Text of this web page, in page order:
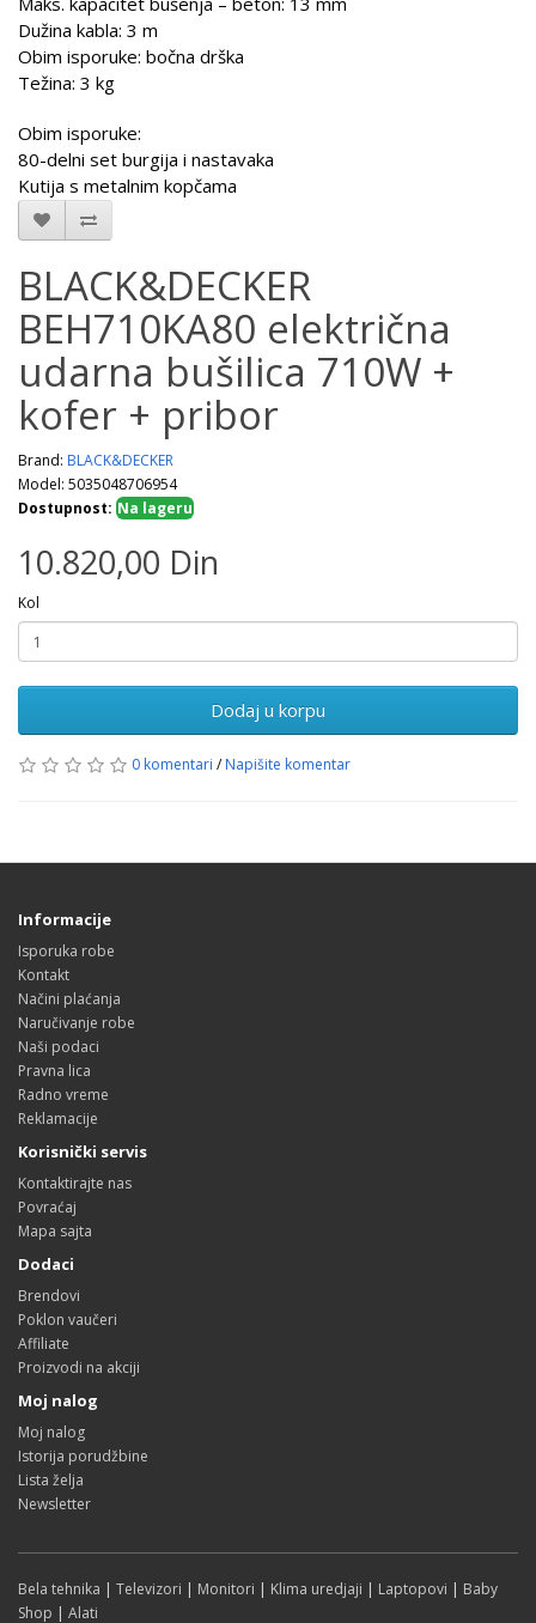
Dužina kabla: 3 m
Obim isporuke: bočna drška
Težina: 3 kg
Obim isporuke:
80-delni set burgija i nastavaka
Kutija s metalnim kopčama
BLACK&DECKER
BEH710KA80 električna
udarna bušilica 710W +
kofer + pribor
Brand: BLACK&DECKER
Model: 5035048706954
Dostupnost: Na lageru
10.820,00 Din
Kol
Dodaj u korpu
0 komentari /Napišite komentar
Informacije
Isporuka robe
Kontakt
Načini plaćanja
Naručivanje robe
Naši podaci
Pravna lica
Radno vreme
Reklamacije
Korisnički servis
Kontaktirajte nas
Povraćaj
Mapa sajta
Dodaci
Brendovi
Poklon vaučeri
Affiliate
Proizvodi na akciji
Moj nalog
Moj nalog
Istorija porudžbine
Lista želja
Newsletter
Bela tehnika | Televizori | Monitori | Klima uredjaji | Laptopovi | Baby
Shop | Alati